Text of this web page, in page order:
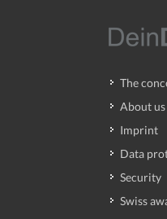
The
About us
Imprint
Data
Security
Swiss